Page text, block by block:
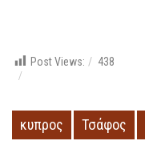
Post Views: 438
κυπρος Τσάφος